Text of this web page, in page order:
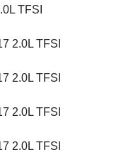
TFSI
2.0L TFSI
2.0L TFSI
2.0L TFSI
2.0L TFSI